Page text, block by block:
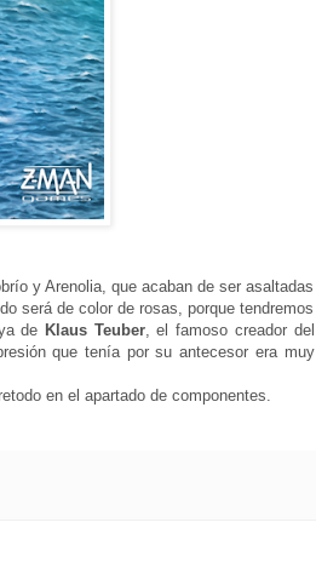
y Arenolia, que acaban de ser asaltadas
será de color de rosas, porque tendremos
de Klaus Teuber, el famoso creador del
que tenía por su antecesor era muy
en el apartado de componentes.